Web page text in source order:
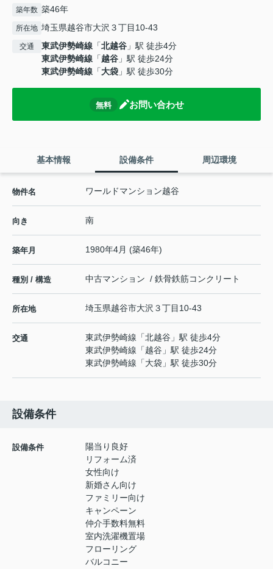
築年数 築46年
所在地 埼玉県越谷市大沢３丁目10-43
交通 東武伊勢崎線 「北越谷 」駅 徒歩4分
東武伊勢崎線 「越谷 」駅 徒歩24分
東武伊勢崎線 「大袋 」駅 徒歩30分
無料 お問い合わせ
基本情報 設備条件 周辺環境
物件名 ワールドマンション越谷
向き 南
築年月 1980年4月 (築46年)
種別 / 構造 中古マンション / 鉄骨鉄筋コンクリート
所在地 埼玉県越谷市大沢 ３丁目10-43
交通 東武伊勢崎線 「北越谷 」駅 徒歩4分
東武伊勢崎線 「越谷 」駅 徒歩24分
東武伊勢崎線 「大袋 」駅 徒歩30分
設備条件
設備条件
陽当り良好
リフォーム済
女性向け
新婚さん向け
ファミリー向け
キャンペーン
仲介手数料無料
室内洗濯機置場
フローリング
バルコニー